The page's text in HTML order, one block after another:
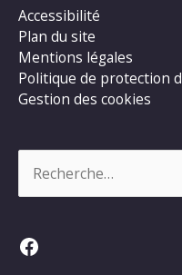
Accessibilité
Plan du site
Mentions légales
Politique de protection
Gestion des cookies
Facebook